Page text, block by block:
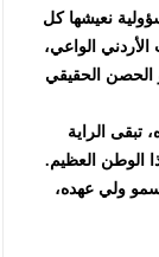
نعيشها كل
الواعي،
الحصن الحقيقي
تبقى الراية
الوطن العظيم.
ولي عهده،